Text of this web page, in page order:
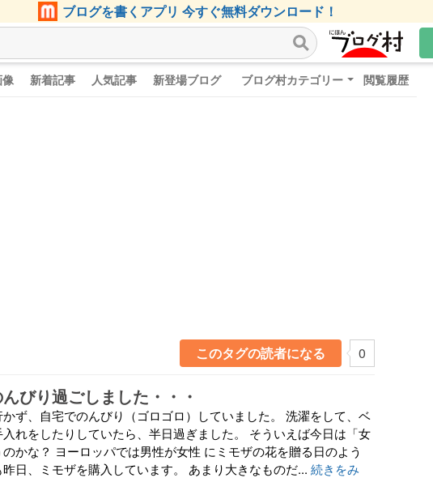
ブログを書くアプリ 今すぐ無料ダウンロード！
新着記事 人気記事 新登場ブログ ブログ村カテゴリー 閲覧履歴
このタグの読者になる 0
びり過ごしました・・・
ず、自宅でのんびり（ゴロゴロ）していました。 洗濯をして、ベ
れをしたりしていたら、半日過ぎました。 そういえば今日は「女
かな？ ヨーロッパでは男性が女性 にミモザの花を贈る日のよう
日、ミモザを購入しています。 あまり大きなものだ... 続きをみ